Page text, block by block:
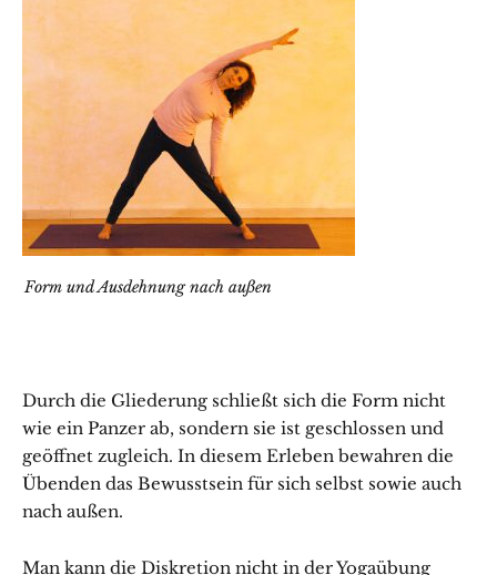
Form und Ausdehnung nach außen
Durch die Gliederung schließt sich die Form nicht
wie ein Panzer ab, sondern sie ist geschlossen und
geöffnet zugleich. In diesem Erleben bewahren die
Übenden das Bewusstsein für sich selbst sowie auch
nach außen.
Man kann die Diskretion nicht in der Yogaübung